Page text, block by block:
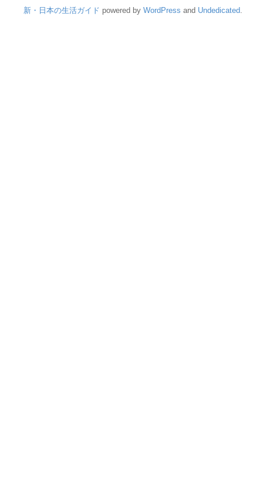
新・日本の生活ガイド powered by WordPress and Undedicated.